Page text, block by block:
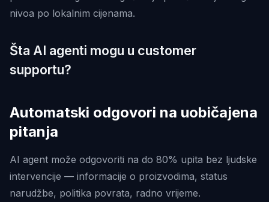
nivoa po lokalnim cijenama.
Šta AI agenti mogu u customer
supportu?
Automatski odgovori na uobičajena
pitanja
AI agent može odgovoriti na do 80% upita bez ljudske
intervencije — informacije o proizvodima, status
narudžbe, politika povrata, radno vrijeme.